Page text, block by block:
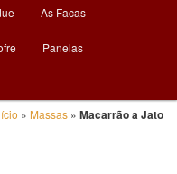
As Facas
Panelas
» Massas » Macarrão a Jato